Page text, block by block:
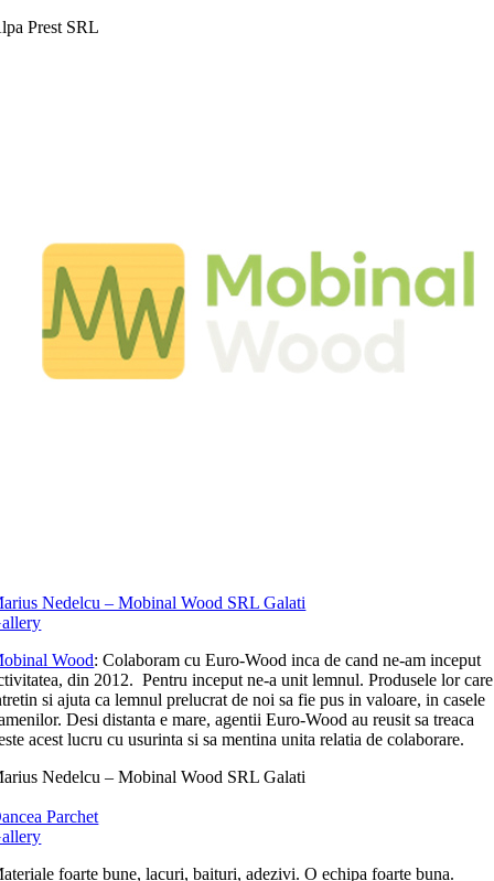
Prest SRL
Nedelcu – Mobinal Wood SRL Galati
Wood: Colaboram cu Euro-Wood inca de cand ne-am inceput
din 2012. Pentru inceput ne-a unit lemnul. Produsele lor care
si ajuta ca lemnul prelucrat de noi sa fie pus in valoare, in casele
Desi distanta e mare, agentii Euro-Wood au reusit sa treaca
acest lucru cu usurinta si sa mentina unita relatia de colaborare.
Nedelcu – Mobinal Wood SRL Galati
Parchet
foarte bune, lacuri, baituri, adezivi. O echipa foarte buna.